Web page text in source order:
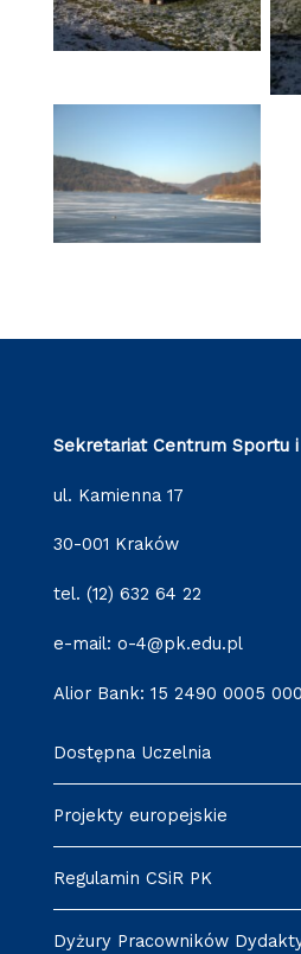
Jezioro Żywieckie
zimą
Sekretariat Centrum Sportu
ul. Kamienna 17
30-001 Kraków
tel. (12) 632 64 22
e-mail: o-4@pk.edu.pl
Alior Bank: 15 2490 0005
Dostępna Uczelnia
Projekty europejskie
Regulamin CSiR PK
Dyżury Pracowników